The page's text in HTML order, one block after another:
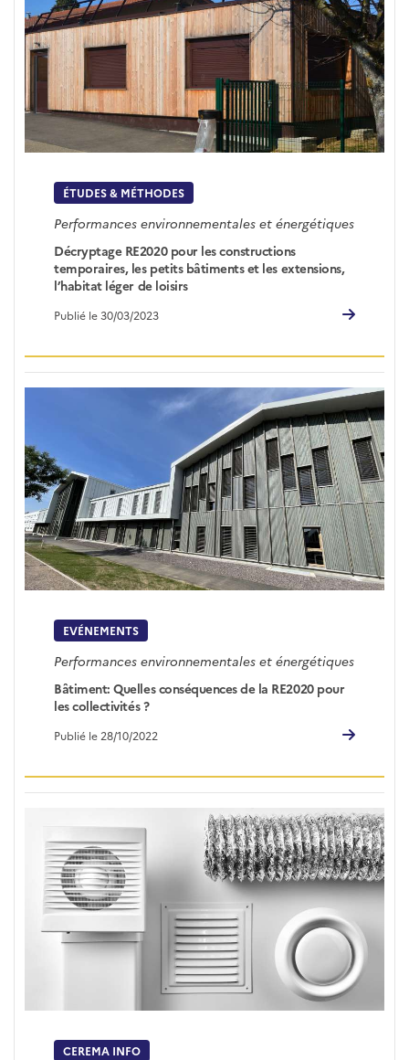
ÉTUDES & MÉTHODES
Performances environnementales et énergétiques
Décryptage RE2020 pour les constructions
temporaires, les petits bâtiments et les extensions,
l’habitat léger de loisirs
Publié le 30/03/2023
EVÉNEMENTS
Performances environnementales et énergétiques
Bâtiment: Quelles conséquences de la RE2020 pour
les collectivités ?
Publié le 28/10/2022
CEREMA INFO